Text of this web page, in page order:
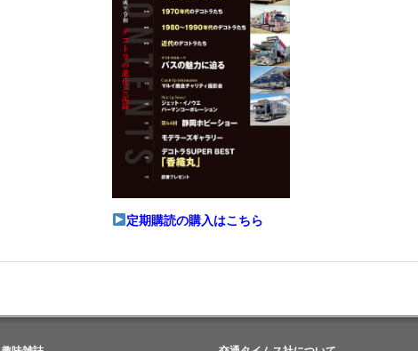
定期購読の購入はこちら